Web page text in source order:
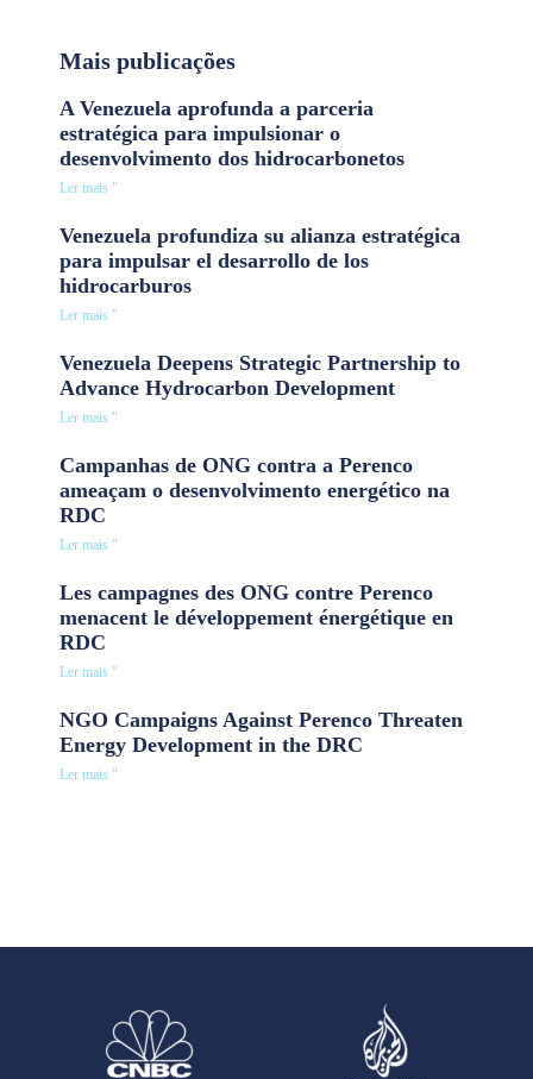
Mais publicações
A Venezuela aprofunda a parceria
estratégica para impulsionar o
desenvolvimento dos hidrocarbonetos
Ler mais "
Venezuela profundiza su alianza estratégica
para impulsar el desarrollo de los
hidrocarburos
Ler mais "
Venezuela Deepens Strategic Partnership to
Advance Hydrocarbon Development
Ler mais "
Campanhas de ONG contra a Perenco
ameaçam o desenvolvimento energético na
RDC
Ler mais "
Les campagnes des ONG contre Perenco
menacent le développement énergétique en
RDC
Ler mais "
NGO Campaigns Against Perenco Threaten
Energy Development in the DRC
Ler mais "